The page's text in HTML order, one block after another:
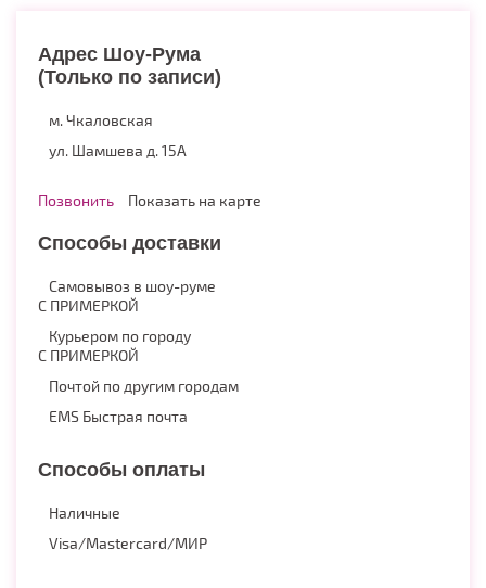
Адрес Шоу-Рума
(Только по записи)
м. Чкаловская
ул. Шамшева д. 15А
Позвонить Показать на карте
Способы доставки
Самовывоз в шоу-руме
С ПРИМЕРКОЙ
Курьером по городу
С ПРИМЕРКОЙ
Почтой по другим городам
EMS Быстрая почта
Способы оплаты
Наличные
Visa/Mastercard/МИР